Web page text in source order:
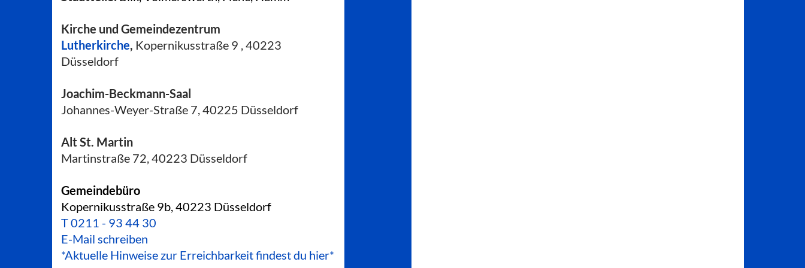
Kirche und Gemeindezentrum
Lutherkirche, Kopernikusstraße 9 , 40223
Düsseldorf
Joachim-Beckmann-Saal
Johannes-Weyer-Straße 7, 40225 Düsseldorf
Alt St. Martin
Martinstraße 72, 40223 Düsseldorf
Gemeindebüro
Kopernikusstraße 9b, 40223 Düsseldorf
T0211 - 93 44 30
E-Mail schreiben
*Aktuelle Hinweise zur Erreichbarkeit findest du hier*